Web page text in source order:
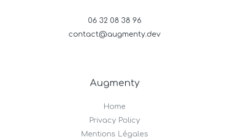
06 32 08 38 96
contact@augmenty.dev
Augmenty
Home
Privacy Policy
Mentions Légales